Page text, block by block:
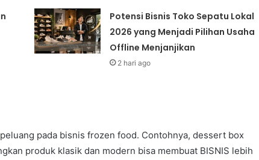
Potensi Bisnis Toko Sepatu Lokal
2026 yang Menjadi Pilihan Usaha
Offline Menjanjikan
2 hari ago
pada bisnis frozen food. Contohnya, dessert box
produk klasik dan modern bisa membuat BISNIS lebih